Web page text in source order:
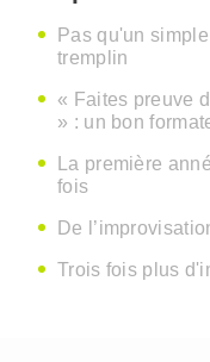
Pas qu'un
tremplin
« Faites preuve
» : un bon
La première
fois
De
Trois fois plus